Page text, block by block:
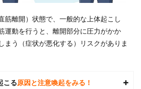
筋離開）状態で、一般的な上体起こし
運動を行うと、離開部分に圧力がかか
まう（症状が悪化する）リスクがありま
こる原因と注意喚起をみる！